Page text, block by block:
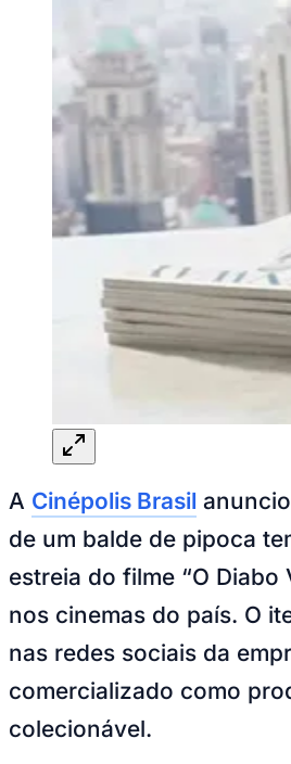
Cinépolis Brasil
de um balde de pipoca
estreia do filme “O Diabo
nos cinemas do país. O
nas redes sociais da
comercializado como
colecionável.